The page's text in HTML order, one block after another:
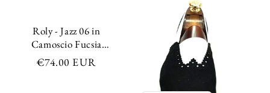
Roly - Jazz 06 in
Camoscio Fucsia
con elastico Nero
Suola Bufalo
Prezzo
€74.00 EUR